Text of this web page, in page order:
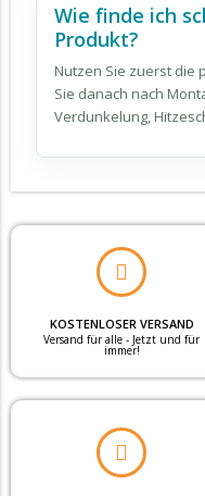
Wie finde ich
Produkt?
Nutzen Sie zuerst die
Sie danach nach
Verdunkelung,
KOSTENLOSER VERSAND
Versand für alle - Jetzt und für
immer!